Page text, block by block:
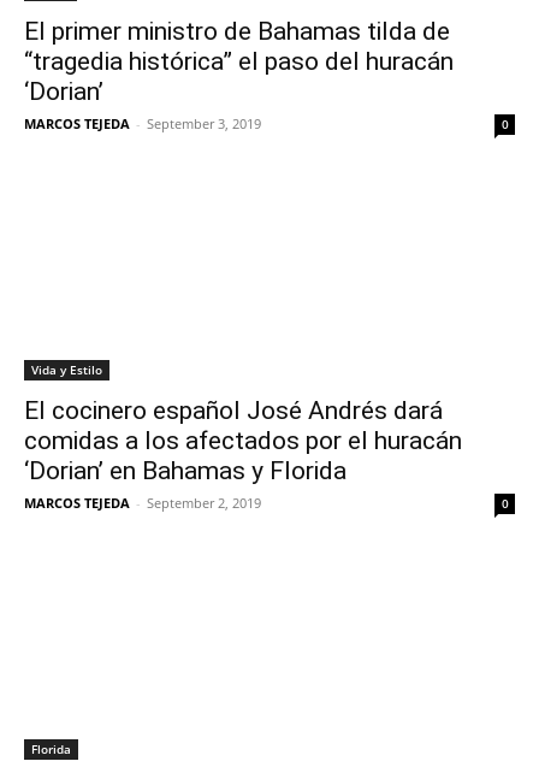
El primer ministro de Bahamas tilda de
“tragedia histórica” el paso del huracán
‘Dorian’
MARCOS TEJEDA - September 3, 2019 0
Vida y Estilo
El cocinero español José Andrés dará
comidas a los afectados por el huracán
‘Dorian’ en Bahamas y Florida
MARCOS TEJEDA - September 2, 2019 0
Florida